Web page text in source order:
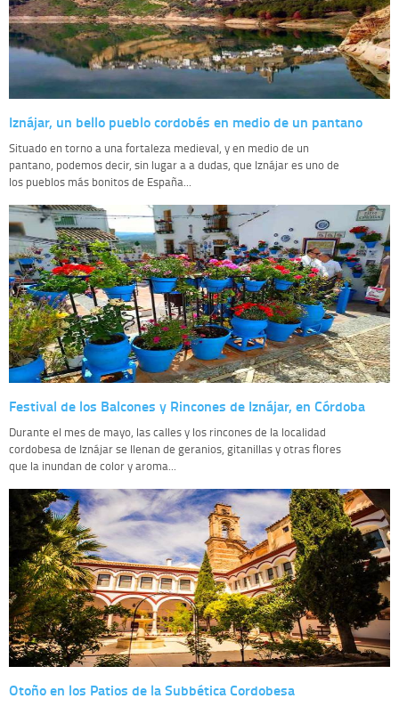
Iznájar, un bello pueblo cordobés en medio de un pantano
Situado en torno a una fortaleza medieval, y en medio de un
pantano, podemos decir, sin lugar a a dudas, que Iznájar es uno de
los pueblos más bonitos de España...
Festival de los Balcones y Rincones de Iznájar, en Córdoba
Durante el mes de mayo, las calles y los rincones de la localidad
cordobesa de Iznájar se llenan de geranios, gitanillas y otras flores
que la inundan de color y aroma...
Otoño en los Patios de la Subbética Cordobesa